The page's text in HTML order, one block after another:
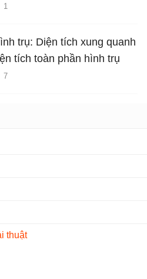
1
trụ: Diện tích xung quanh
tích toàn phần hình trụ
7
thuật